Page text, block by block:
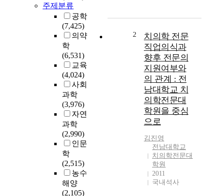
주제분류
공학
(7,425)
의약
학
(6,531)
교육
(4,024)
사회
과학
(3,976)
자연
과학
(2,990)
인문
학
(2,515)
농수
해양
(2,105)
2
치의학 전문
직업의식과
향후 전문의
지원여부와
의 관계 : 전
남대학교 치
의학전문대
학원을 중심
으로
김진영
전남대학교
치의학전문대
학원
2011
국내석사